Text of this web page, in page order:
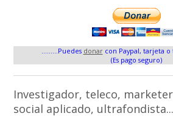
.........Puedes donarcon Paypal, tarjeta o
(Es pago seguro)
Investigador, teleco,
social aplicado,